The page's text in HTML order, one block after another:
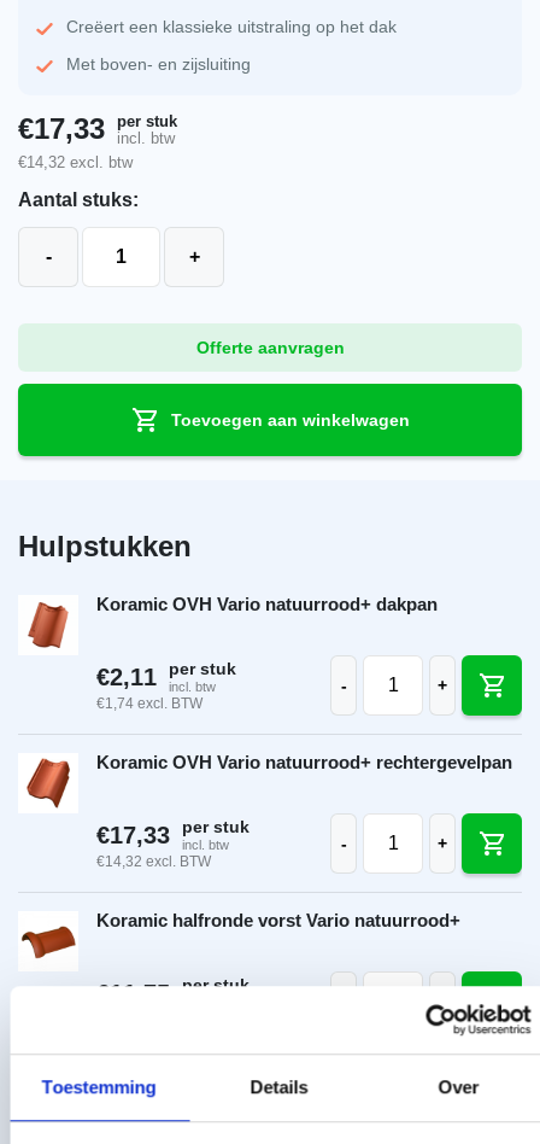
Toestemming Details Over
Creëert een klassieke uitstraling op het dak
Met boven- en zijsluiting
€17,33
per stuk
incl. btw
€14,32 excl. btw
Aantal stuks:
-
+
Offerte aanvragen
Toevoegen aan winkelwagen
Hulpstukken
Koramic OVH Vario natuurrood+ dakpan
€2,11 per stuk
incl. btw
€1,74 excl. BTW
-
Koramic OVH
+
Koramic OVH Vario natuurrood+ rechtergevelpan
€17,33 per stuk
incl. btw
€14,32 excl. BTW
-
Koramic OVH
+
Koramic halfronde vorst Vario natuurrood+
€11,75 per stuk Koramic halfronde
+
Koramic halfronde begin-/eindvorst Vario
natuurrood+